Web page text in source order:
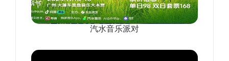
汽水音乐派对